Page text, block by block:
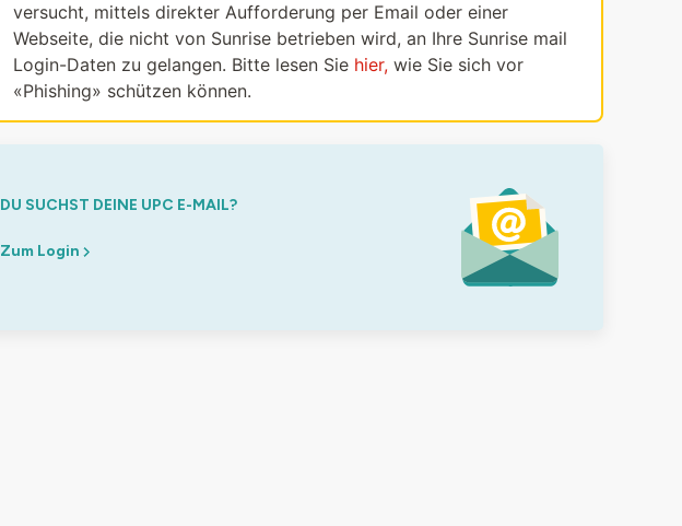
versucht, mittels direkter Aufforderung per Email oder einer
Webseite, die nicht von Sunrise betrieben wird, an Ihre Sunrise mail
Login-Daten zu gelangen. Bitte lesen Sie hier,wie Sie sich vor
«Phishing» schützen können.
DU SUCHST DEINE UPC E-MAIL?
Zum Login